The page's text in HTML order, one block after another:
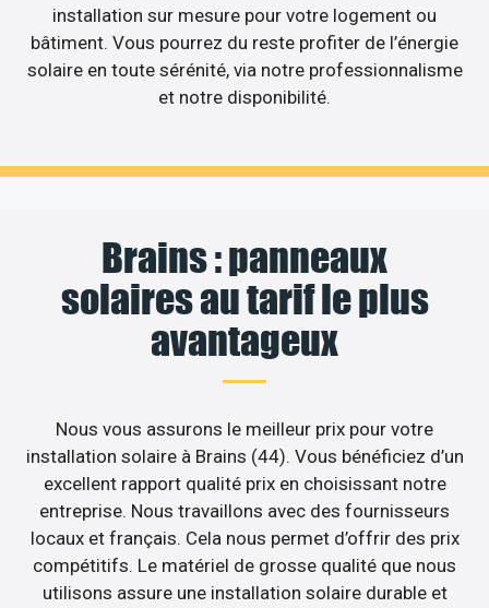
installation sur mesure pour votre logement ou
bâtiment. Vous pourrez du reste profiter de l’énergie
solaire en toute sérénité, via notre professionnalisme
et notre disponibilité.
Brains : panneaux
solaires au tarif le plus
avantageux
Nous vous assurons le meilleur prix pour votre
installation solaire à Brains (44). Vous bénéficiez d’un
excellent rapport qualité prix en choisissant notre
entreprise. Nous travaillons avec des fournisseurs
locaux et français. Cela nous permet d’offrir des prix
compétitifs. Le matériel de grosse qualité que nous
utilisons assure une installation solaire durable et